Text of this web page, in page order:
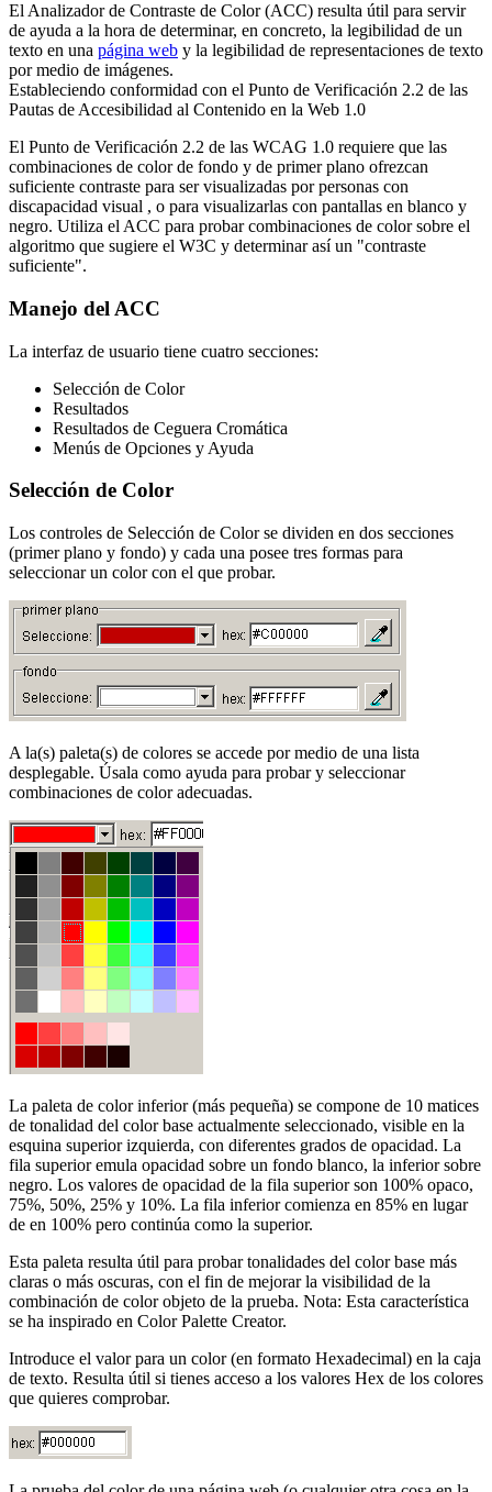
El Analizador de Contraste de Color (ACC) resulta útil para servir
de ayuda a la hora de determinar, en concreto, la legibilidad de un
texto en una página web y la legibilidad de representaciones de texto
por medio de imágenes.
Estableciendo conformidad con el Punto de Verificación 2.2 de las
Pautas de Accesibilidad al Contenido en la Web 1.0
El Punto de Verificación 2.2 de las WCAG 1.0 requiere que las
combinaciones de color de fondo y de primer plano ofrezcan
suficiente contraste para ser visualizadas por personas con
discapacidad visual , o para visualizarlas con pantallas en blanco y
negro. Utiliza el ACC para probar combinaciones de color sobre el
algoritmo que sugiere el W3C y determinar así un "contraste
suficiente".
Manejo del ACC
La interfaz de usuario tiene cuatro secciones:
Selección de Color
Resultados
Resultados de Ceguera Cromática
Menús de Opciones y Ayuda
Selección de Color
Los controles de Selección de Color se dividen en dos secciones
(primer plano y fondo) y cada una posee tres formas para
seleccionar un color con el que probar.
A la(s) paleta(s) de colores se accede por medio de una lista
desplegable. Úsala como ayuda para probar y seleccionar
combinaciones de color adecuadas.
La paleta de color inferior (más pequeña) se compone de 10 matices
de tonalidad del color base actualmente seleccionado, visible en la
esquina superior izquierda, con diferentes grados de opacidad. La
fila superior emula opacidad sobre un fondo blanco, la inferior sobre
negro. Los valores de opacidad de la fila superior son 100% opaco,
75%, 50%, 25% y 10%. La fila inferior comienza en 85% en lugar
de en 100% pero continúa como la superior.
Esta paleta resulta útil para probar tonalidades del color base más
claras o más oscuras, con el fin de mejorar la visibilidad de la
combinación de color objeto de la prueba. Nota: Esta característica
se ha inspirado en Color Palette Creator.
Introduce el valor para un color (en formato Hexadecimal) en la caja
de texto. Resulta útil si tienes acceso a los valores Hex de los colores
que quieres comprobar.